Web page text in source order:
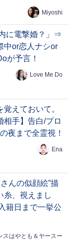
Miyoshi
に電撃婚？」⇒
中or恋人ナシor
が予言！
Love Me Do
えておいて。
相手】告白/プロ
夜まで全霊視！
Ena
んの似顔絵”描
糸、視えまし
籍日まで一挙公
スはやとも＆ヤースー